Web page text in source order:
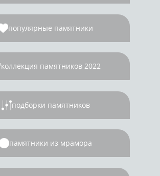
популярные памятники
коллекция памятников 2022
подборки памятников
памятники из мрамора